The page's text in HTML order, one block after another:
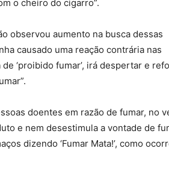
o cheiro do cigarro”.
observou aumento na busca dessas
causado uma reação contrária nas
‘proibido fumar’, irá despertar e
doentes em razão de fumar, no
e nem desestimula a vontade de
dizendo ‘Fumar Mata!’, como